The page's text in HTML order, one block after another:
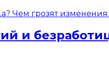
и